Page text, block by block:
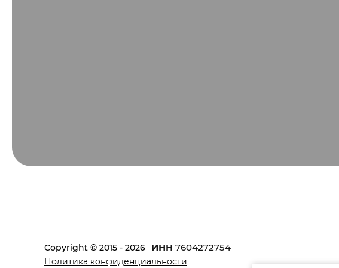
Copyright © 2015 - 2026 ИНН 7604272754
Политика конфиденциальности